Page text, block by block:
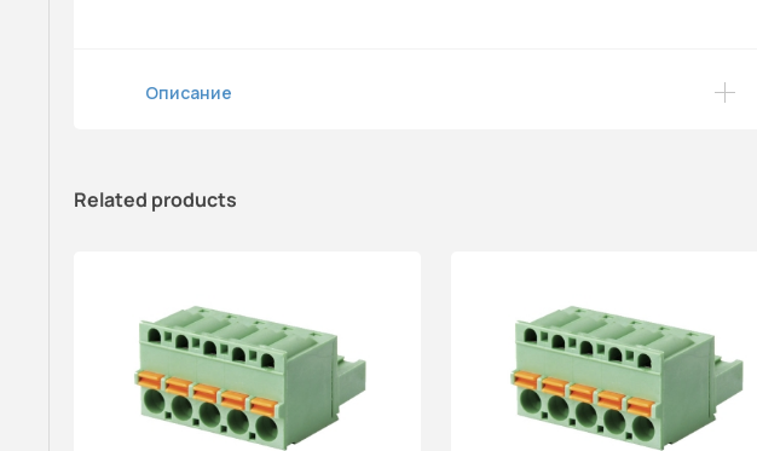
Описание
Related products